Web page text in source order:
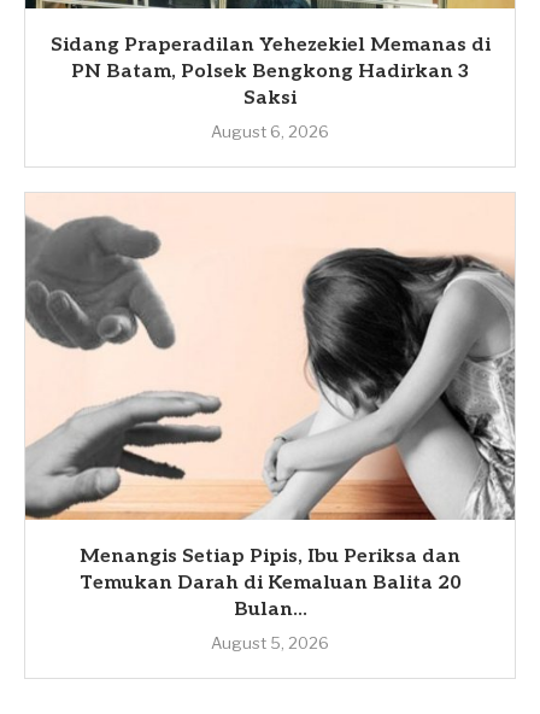
Sidang Praperadilan Yehezekiel Memanas di
PN Batam, Polsek Bengkong Hadirkan 3
Saksi
August 6, 2026
Menangis Setiap Pipis, Ibu Periksa dan
Temukan Darah di Kemaluan Balita 20
Bulan...
August 5, 2026